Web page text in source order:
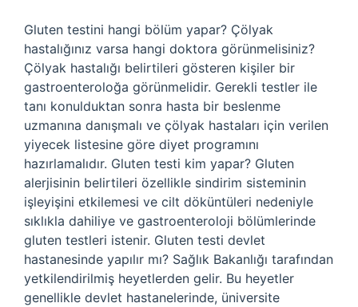
Gluten testini hangi bölüm yapar? Çölyak
hastalığınız varsa hangi doktora görünmelisiniz?
Çölyak hastalığı belirtileri gösteren kişiler bir
gastroenteroloğa görünmelidir. Gerekli testler ile
tanı konulduktan sonra hasta bir beslenme
uzmanına danışmalı ve çölyak hastaları için verilen
yiyecek listesine göre diyet programını
hazırlamalıdır. Gluten testi kim yapar? Gluten
alerjisinin belirtileri özellikle sindirim sisteminin
işleyişini etkilemesi ve cilt döküntüleri nedeniyle
sıklıkla dahiliye ve gastroenteroloji bölümlerinde
gluten testleri istenir. Gluten testi devlet
hastanesinde yapılır mı? Sağlık Bakanlığı tarafından
yetkilendirilmiş heyetlerden gelir. Bu heyetler
genellikle devlet hastanelerinde, üniversite